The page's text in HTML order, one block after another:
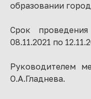
образовании
Срок
08.11.2021 по
Руководителем
О.А.Гладнева.